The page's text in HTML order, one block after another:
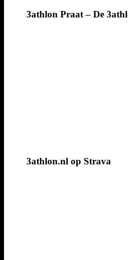
3athlon Praat – De
3athlon.nl op Strava